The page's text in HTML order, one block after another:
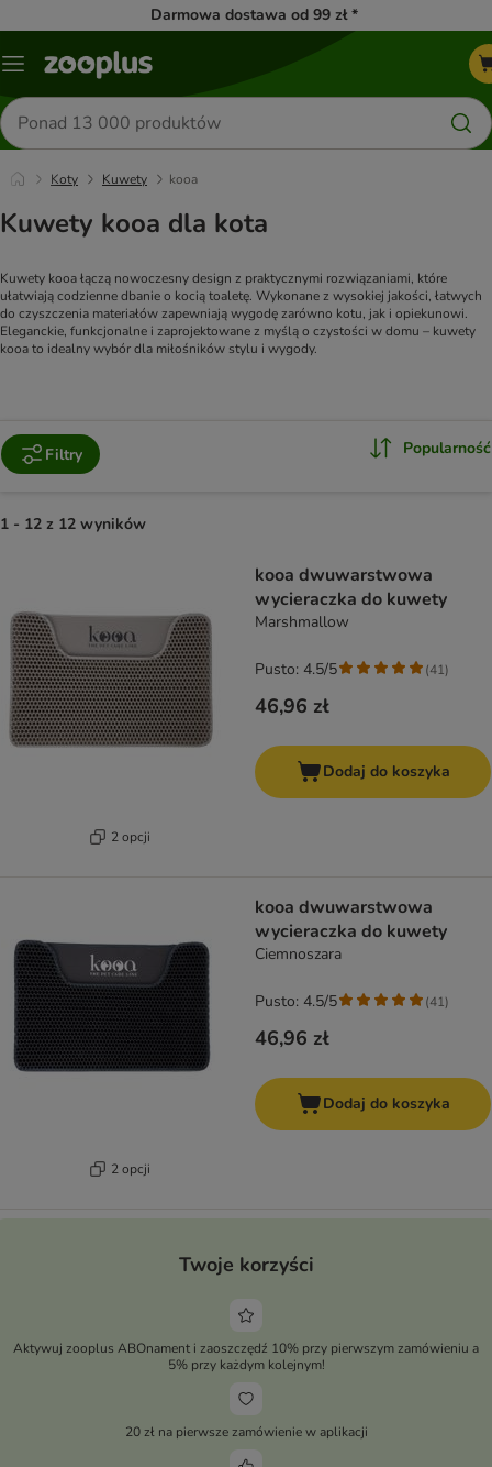
Darmowa dostawa od 99 zł *
Menu
Szukaj
produktów
Koty Kuwety kooa
Kuwety kooa dla kota
Kuwety kooa łączą nowoczesny design z praktycznymi rozwiązaniami, które
ułatwiają codzienne dbanie o kocią toaletę. Wykonane z wysokiej jakości, łatwych
do czyszczenia materiałów zapewniają wygodę zarówno kotu, jak i opiekunowi.
Eleganckie, funkcjonalne i zaprojektowane z myślą o czystości w domu – kuwety
kooa to idealny wybór dla miłośników stylu i wygody.
Filtry Popularność
1 - 12 z 12 wyników
2 opcji
kooa dwuwarstwowa
wycieraczka do kuwety
Marshmallow
46,96 zł
Pusto: 4.5/5 (41)
Dodaj do koszyka
2 opcji
kooa dwuwarstwowa
wycieraczka do kuwety
Ciemnoszara
46,96 zł
Pusto: 4.5/5 (41)
Dodaj do koszyka
Twoje korzyści
Aktywuj zooplus ABOnament i zaoszczędź 10% przy pierwszym zamówieniu a
5% przy każdym kolejnym!
20 zł na pierwsze zamówienie w aplikacji